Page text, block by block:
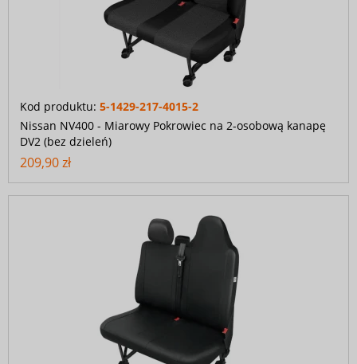
Kod produktu: 5-1429-217-4015-2
Nissan NV400 - Miarowy Pokrowiec na 2-osobową kanapę
DV2 (bez dzieleń)
209,90 zł